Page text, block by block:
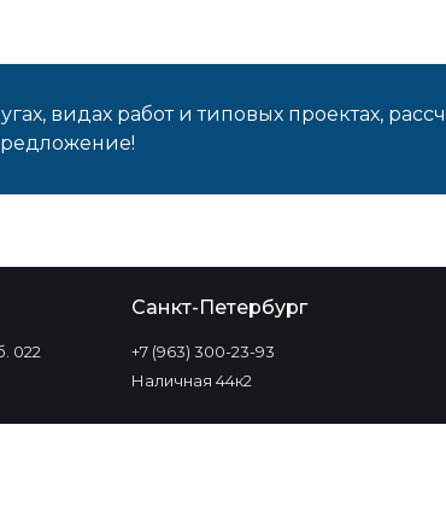
видах работ и типовых проектах,
022
Санкт-Петербург
+7 (963) 300-23-93
Наличная 44к2